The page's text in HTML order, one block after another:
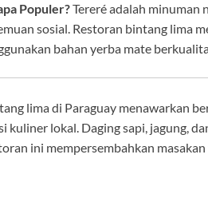
Populer?Tereré adalah minuman
sosial. Restoran bintang lima
bahan yerba mate
lima di Paraguay menawarkan
kuliner lokal. Daging sapi, jagung,
ini mempersembahkan